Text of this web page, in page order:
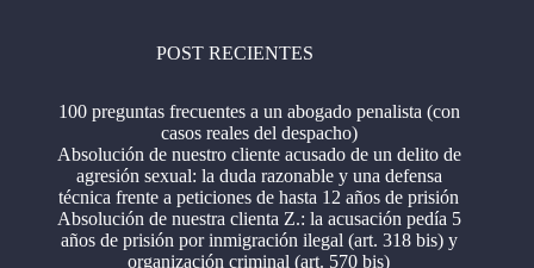
POST RECIENTES
100 preguntas frecuentes a un abogado penalista (con
casos reales del despacho)
Absolución de nuestro cliente acusado de un delito de
agresión sexual: la duda razonable y una defensa
técnica frente a peticiones de hasta 12 años de prisión
Absolución de nuestra clienta Z.: la acusación pedía 5
años de prisión por inmigración ilegal (art. 318 bis) y
organización criminal (art. 570 bis)